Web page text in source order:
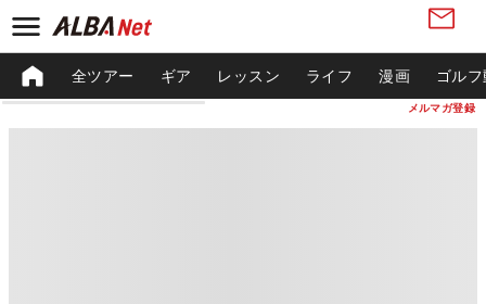
メルマガ登録
全ツアー ギア レッスン ライフ 漫画 ゴル